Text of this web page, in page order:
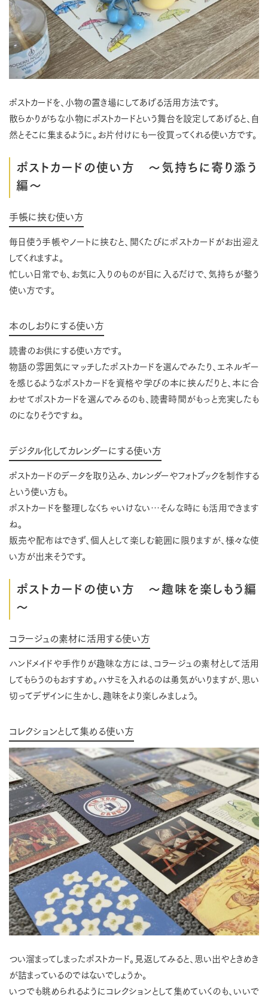
ポストカードを、小物の置き場にしてあげる活用方法です。
散らかりがちな小物にポストカードという舞台を設定してあげると、自
然とそこに集まるように。お片付けにも一役買ってくれる使い方です。
ポストカードの使い方 ～気持ちに寄り添う
編～
手帳に挟む使い方
毎日使う手帳やノートに挟むと、開くたびにポストカードがお出迎え
してくれますよ。
忙しい日常でも、お気に入りのものが目に入るだけで、気持ちが整う
使い方です。
本のしおりにする使い方
読書のお供にする使い方です。
物語の雰囲気にマッチしたポストカードを選んでみたり、エネルギー
を感じるようなポストカードを資格や学びの本に挟んだりと、本に合
わせてポストカードを選んでみるのも、読書時間がもっと充実したも
のになりそうですね。
デジタル化してカレンダーにする使い方
ポストカードのデータを取り込み、カレンダーやフォトブックを制作する
という使い方も。
ポストカードを整理しなくちゃいけない…そんな時にも活用できます
ね。
販売や配布はできず、個人として楽しむ範囲に限りますが、様々な使
い方が出来そうです。
ポストカードの使い方 ～趣味を楽しもう編
～
コラージュの素材に活用する使い方
ハンドメイドや手作りが趣味な方には、コラージュの素材として活用
してもらうのもおすすめ。ハサミを入れるのは勇気がいりますが、思い
切ってデザインに生かし、趣味をより楽しみましょう。
コレクションとして集める使い方
つい溜まってしまったポストカード。見返してみると、思い出やときめき
が詰まっているのではないでしょうか。
いつでも眺められるようにコレクションとして集めていくのも、いいで